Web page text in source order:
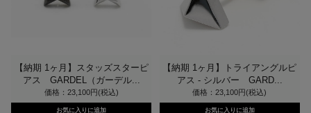
【納期 1ヶ月】スタッズスターピ
アス GARDEL（ガーデル...
価格：23,100円(税込)
【納期 1ヶ月】トライアングルピ
アス - シルバー GARD...
価格：23,100円(税込)